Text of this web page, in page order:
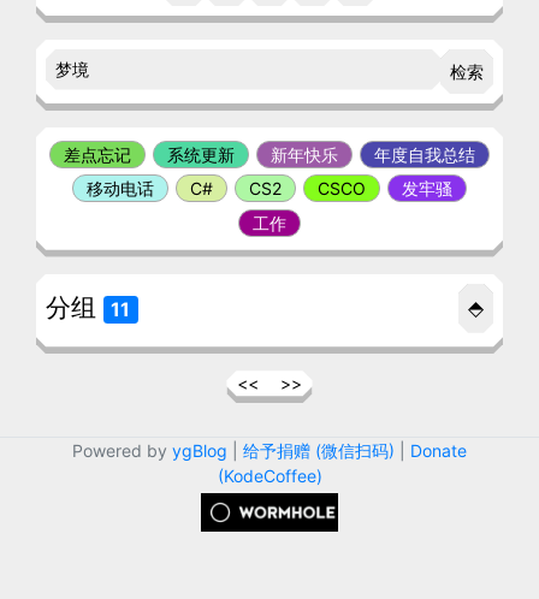
<< >>
检索
差点忘记 系统更新 新年快乐
年度自我总结
移动电话
C# CS2 CSCO
发牢骚
工作
分组 11 ⬘
Powered by ygBlog 给予捐赠 (微信扫码)
Donate
(KodeCoffee)